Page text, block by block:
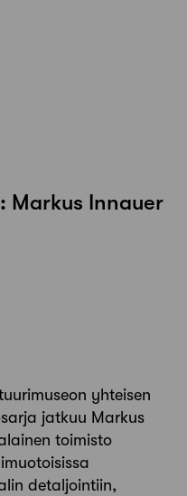
Markus Innauer
yhteisen
jatkuu Markus
toimisto
detaljointiin,